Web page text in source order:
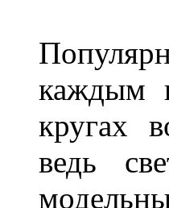
каждым
кругах
ведь